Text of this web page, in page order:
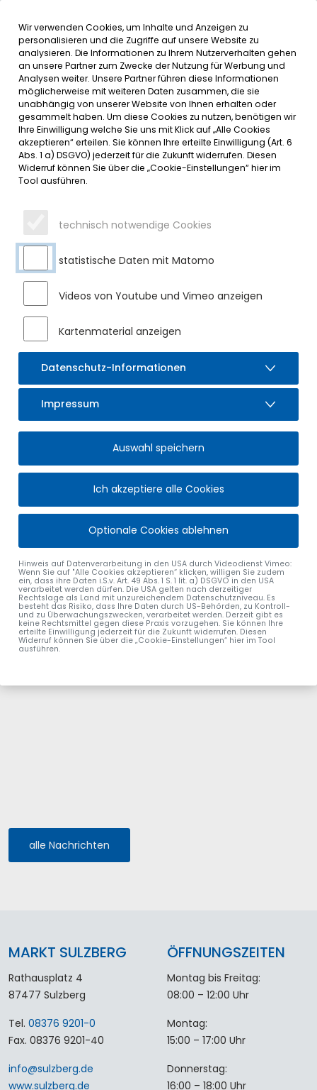
Inhalt der Seite anspringen
Informationen undMENÜ
SERVICE
BEKANNTMACHUNG DER
ZUGELASSENEN
WAHLVORSCHLÄGE FÜR DIE
WAHL DER ERSTEN
BÜRGERMEISTERIN ODER DES
ERSTEN BÜRGERMEISTERS AM
08. MÄRZ 2026
Mittwoch, 28.01.2026
Bekanntmachung der zugelassenen Wahlvorschläge für die
Wahl der ersten Bürgermeisterin oder des ersten
Bürgermeisters am 08.03.2026
alle Nachrichten
MARKT SULZBERG
Rathausplatz 4
87477 Sulzberg
Tel. 08376 9201-0
Fax. 08376 9201-40
info@sulzberg.de
www.sulzberg.de
ÖFFNUNGSZEITEN
Montag bis Freitag:
08:00 – 12:00 Uhr
Montag:
15:00 – 17:00 Uhr
Donnerstag:
16:00 – 18:00 Uhr
Wir verwenden Cookies, um Inhalte und Anzeigen zu
personalisieren und die Zugriffe auf unsere Website zu
analysieren. Die Informationen zu Ihrem Nutzerverhalten gehen
an unsere Partner zum Zwecke der Nutzung für Werbung und
Analysen weiter. Unsere Partner führen diese Informationen
möglicherweise mit weiteren Daten zusammen, die sie
unabhängig von unserer Website von Ihnen erhalten oder
gesammelt haben. Um diese Cookies zu nutzen, benötigen wir
Ihre Einwilligung welche Sie uns mit Klick auf „Alle Cookies
akzeptieren“ erteilen. Sie können Ihre erteilte Einwilligung (Art. 6
Abs. 1 a) DSGVO) jederzeit für die Zukunft widerrufen. Diesen
Widerruf können Sie über die „Cookie-Einstellungen“ hier im
Tool ausführen.
technisch notwendige Cookies
statistische Daten mit Matomo
Videos von Youtube und Vimeo anzeigen
Kartenmaterial anzeigen
Datenschutz-Informationen
Impressum
Auswahl speichern
Ich akzeptiere alle Cookies
Optionale Cookies ablehnen
Hinweis auf Datenverarbeitung in den USA durch Videodienst Vimeo:
Wenn Sie auf "Alle Cookies akzeptieren“ klicken, willigen Sie zudem
ein, dass ihre Daten i.S.v. Art. 49 Abs. 1 S. 1 lit. a) DSGVO in den USA
verarbeitet werden dürfen. Die USA gelten nach derzeitiger
Rechtslage als Land mit unzureichendem Datenschutzniveau. Es
besteht das Risiko, dass Ihre Daten durch US-Behörden, zu Kontroll-
und zu Überwachungszwecken, verarbeitet werden. Derzeit gibt es
keine Rechtsmittel gegen diese Praxis vorzugehen. Sie können Ihre
erteilte Einwilligung jederzeit für die Zukunft widerrufen. Diesen
Widerruf können Sie über die „Cookie-Einstellungen“ hier im Tool
ausführen.